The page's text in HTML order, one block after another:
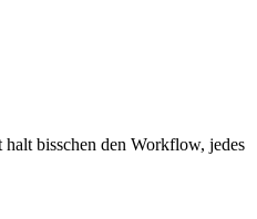
bisschen den Workflow, jedes